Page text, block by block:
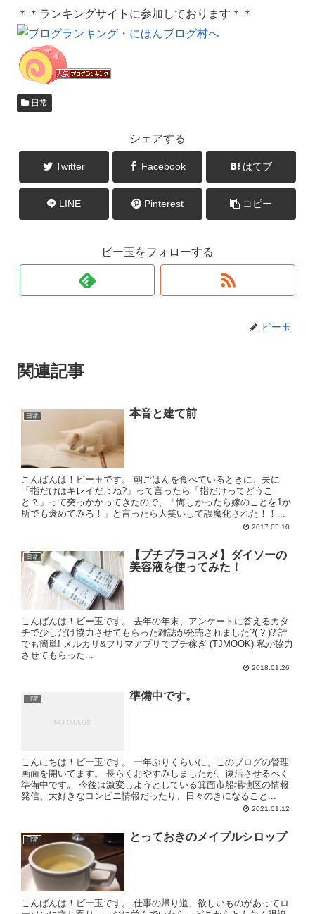
＊＊ランキングサイトに参加しております＊＊
日常
シェアする
Twitter Facebook はてブ
LINE Pinterest コピー
ビー玉をフォローする
ビー玉
関連記事
日常 本音と建て前
こんばんは！ビー玉です。 朝ごはんを食べているときに、夫に
「指だけはキレイだよね?」って言ったら「指だけってどうこ
と？」って突っかかってきたので、「悔しかったら嫁のことを1か
所でも褒めてみろ！」と言ったら大笑いして誤魔化された！！...
2017.05.10
日常
【プチプラコスメ】ダイソーの
美容液を使ってみた！
こんばんは！ビー玉です。 去年の年末、アンケートに答えるカタ
チで少しだけ協力させてもらった雑誌が発売されました?( ? )? 誰
でも簡単! メルカリ&フリマアプリでプチ稼ぎ (TJMOOK) 私が協力
させてもらった...
2018.01.26
日常 準備中です。
こんにちは！ビー玉です。 一年ぶりくらいに、このブログの管理
画面を開いてます。 長らくおやすみしましたが、復活させるべく
準備中です。 今後は激変しようとしている箕面市船場地区の情報
発信、大好きなコンビニ情報だったり、日々のきになること...
2021.01.12
日常 とっておきのメイプルシロップ
こんばんは！ビー玉です。 仕事の帰り道、欲しいものがあってロ